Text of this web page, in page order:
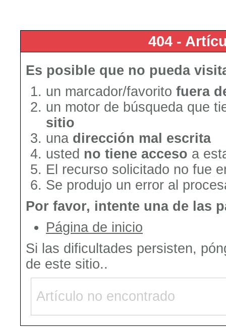
404 -
Es posible que no pueda
un marcador/favorito fuera
un motor de búsqueda que
sitio
una dirección mal escrita
usted no tiene acceso a
El recurso solicitado no fue
Se produjo un error al
Por favor, intente una de las
Página de inicio
Si las dificultades persisten,
de este sitio..
Artículo no encontrado